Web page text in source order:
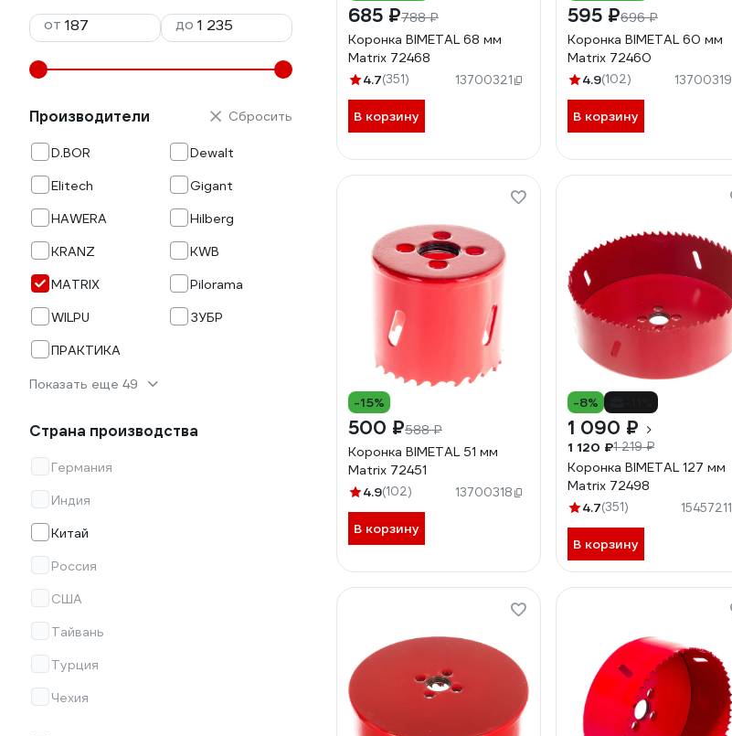
от
до
Производители
D.BOR
Dewalt
Elitech
Gigant
HAWERA
Hilberg
KRANZ
KWB
MATRIX
Pilorama
WILPU
ЗУБР
ПРАКТИКА
Показать еще 49
Сбросить
Страна производства
Германия
Индия
Китай
Россия
США
Тайвань
Турция
Чехия
685 ₽788 ₽
Коронка BIMETAL 68 мм
Matrix 72468
4.7(351) 13700321
В корзину
595 ₽696 ₽
Коронка BIMETAL 60 мм
Matrix 72460
4.9(102) 13700319
В корзину
-15%
500 ₽588 ₽
Коронка BIMETAL 51 мм
Matrix 72451
4.9(102) 13700318
В корзину
-8%
1 090 ₽
1 120 ₽1 219 ₽
Коронка BIMETAL 127 мм
Matrix 72498
4.7(351) 15457211
В корзину